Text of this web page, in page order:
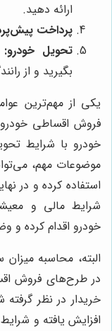
ارائه دهید.
پرداخت
تحویل خودرو:
بگیرید و از
یکی از مهم‌ترین
فروش اقساطی خودرو
خودرو با شرایط
موضوعات مهم،
استفاده کرده و در
شرایط مالی و
خودرو اقدام کرده و
البته، محاسبه
در طرح‌های فروش
خریدار در نظر
افزایش یافته و